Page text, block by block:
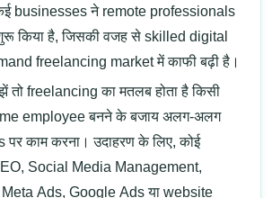
businesses ने remote professionals
किया है, जिसकी वजह से skilled digital
freelancing market में काफी बढ़ी है।
तो freelancing का मतलब होता है किसी
employee बनने के बजाय अलग-अलग
काम करना। उदाहरण के लिए, कोई
, Social Media Management,
Meta Ads, Google Adsया website